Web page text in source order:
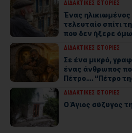
ΔΙΔΑΚΤΙΚΕΣ ΙΣΤΟΡΙΕΣ
Ένας ηλικιωμένος
τελευταίο σπίτι
που δεν ήξερε
ΔΙΔΑΚΤΙΚΕΣ ΙΣΤΟΡΙΕΣ
Σε ένα μικρό,
ένας άνθρωπος
Πέτρο…. “Πέτρο
ΔΙΔΑΚΤΙΚΕΣ ΙΣΤΟΡΙΕΣ
Ο Άγιος σύζυγος